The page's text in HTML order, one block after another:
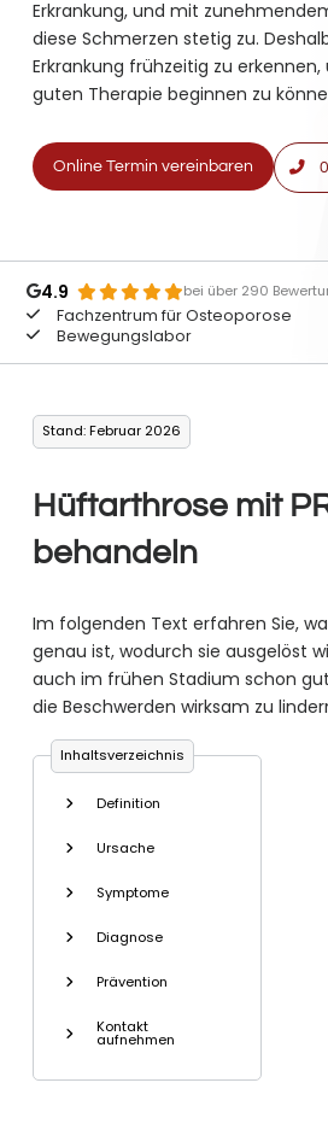
Erkrankung, und mit
diese Schmerzen stetig zu.
Erkrankung frühzeitig zu
guten Therapie beginnen zu
Online Termin vereinbaren
4.9 bei über 290
Fachzentrum für Osteoporose
Bewegungslabor
Stand: Februar 2026
Hüftarthrose mit
behandeln
Im folgenden Text erfahren Sie,
genau ist, wodurch sie ausgelöst
auch im frühen Stadium schon
die Beschwerden wirksam zu
Inhaltsverzeichnis
Definition
Ursache
Symptome
Diagnose
Prävention
Kontakt
aufnehmen